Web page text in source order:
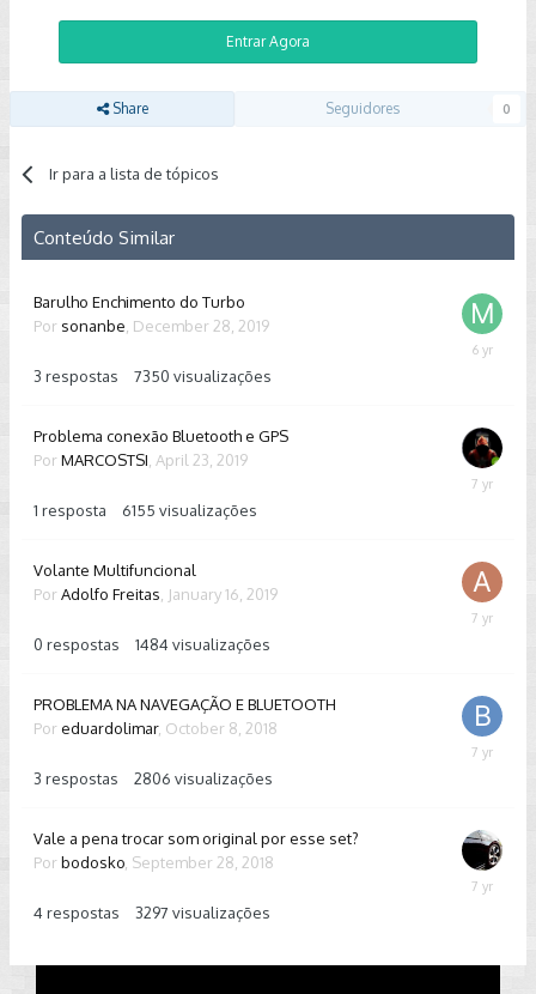
Entrar Agora
Share Seguidores 0
Ir para a lista de tópicos
Conteúdo Similar
Barulho Enchimento do Turbo
Por sonanbe December 28, 2019
3 respostas 7350 visualizações
January
Problema conexão Bluetooth e GPS
Por MARCOSTSI April 23, 2019
1 resposta 6155 visualizações
April
Volante Multifuncional
Por Adolfo Freitas January 16, 2019
0 respostas 1484 visualizações
January
PROBLEMA NA NAVEGAÇÃO E BLUETOOTH
Por eduardolimar, October 8, 2018
3 respostas 2806 visualizações
Vale a pena trocar som original por esse set?
Por bodosko September 28, 2018
4 respostas 3297 visualizações
October